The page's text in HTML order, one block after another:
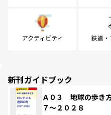
アクティビティ 鉄道・
新刊ガイドブック
Ａ０３ 地球の歩き
７～２０２８